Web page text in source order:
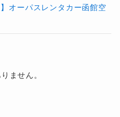
オーパスレンタカー函館空
ません。